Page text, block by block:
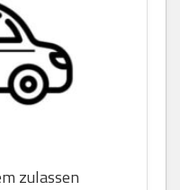
zulassen